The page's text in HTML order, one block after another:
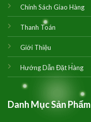
Chính Sách Giao Hàng
Thanh Toán
Giới Thiệu
Hướng Dẫn Đặt Hàng
Danh Mục Sản Phẩm